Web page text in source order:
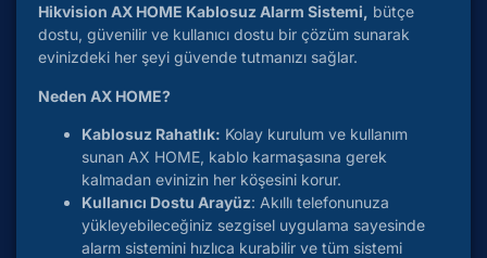
Hikvision AX HOME Kablosuz Alarm Sistemi, bütçe
dostu, güvenilir ve kullanıcı dostu bir çözüm sunarak
evinizdeki her şeyi güvende tutmanızı sağlar.
Neden AX HOME?
Kablosuz Rahatlık: Kolay kurulum ve kullanım
sunan AX HOME, kablo karmaşasına gerek
kalmadan evinizin her köşesini korur.
Kullanıcı Dostu Arayüz: Akıllı telefonunuza
yükleyebileceğiniz sezgisel uygulama sayesinde
alarm sistemini hızlıca kurabilir ve tüm sistemi